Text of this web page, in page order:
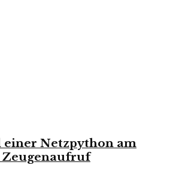
einer Netzpython am
Zeugenaufruf